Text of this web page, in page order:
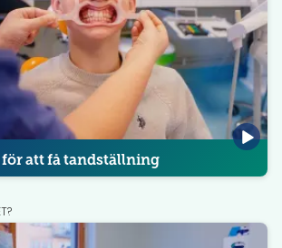
för att få tandställning